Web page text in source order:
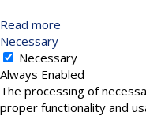
Read more
Necessary
Necessary
Always Enabled
The processing of
proper functionality and